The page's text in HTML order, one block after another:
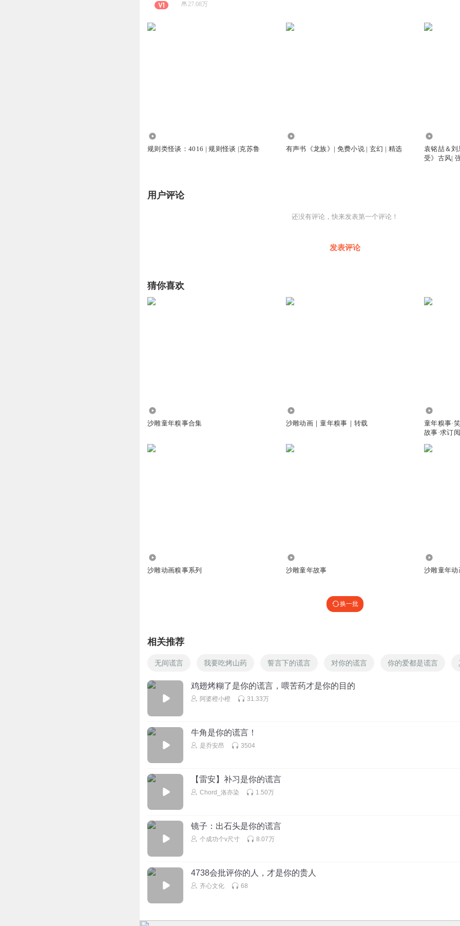
27.08万
规则类怪谈：4016 | 规则怪谈 |克苏鲁 有声书《龙族》| 免费小说 | 玄幻 | 精选
袁铭喆＆
受》古风|
用户评论
还没有评论，快来发表第一个评论！
发表评论
猜你喜欢
沙雕童年糗事合集 沙雕动画｜童年糗事｜转载
童年糗事·
故事·求订
沙雕动画糗事系列 沙雕童年故事 沙雕童年动
换一批
相关推荐
无间谎言 我要吃烤山药 誓言下的谎言 对你的谎言 你的爱都是谎言
鸡翅烤糊了是你的谎言，喂苦药才是你的目的
阿婆橙小橙 31.33万
牛角是你的谎言！
是乔安昂 3504
【雷安】补习是你的谎言
Chord_洛亦染 1.50万
镜子：出石头是你的谎言
个成功个v尺寸 8.07万
4738会批评你的人，才是你的贵人
齐心文化 68